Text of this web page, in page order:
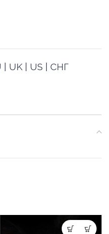
| UK | US | СНГ